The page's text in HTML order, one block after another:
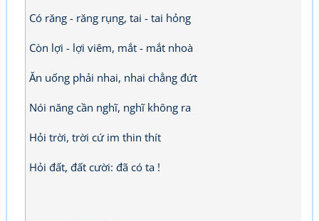
Có răng - răng rụng, tai - tai hỏng
Còn lợi - lợi viêm, mắt - mắt nhoà
Ăn uống phải nhai, nhai chẳng đứt
Nói năng cần nghĩ, nghĩ không ra
Hỏi trời, trời cứ im thin thít
Hỏi đất, đất cười: đã có ta !